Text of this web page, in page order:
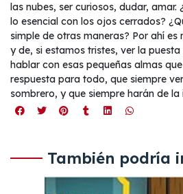
las nubes, ser curiosos, dudar,
lo esencial con los ojos cerrados?
simple de otras maneras? Por ahí
y de, si estamos tristes, ver la
hablar con esas pequeñas almas
respuesta para todo, que siempre
sombrero, y que siempre harán de
También podría